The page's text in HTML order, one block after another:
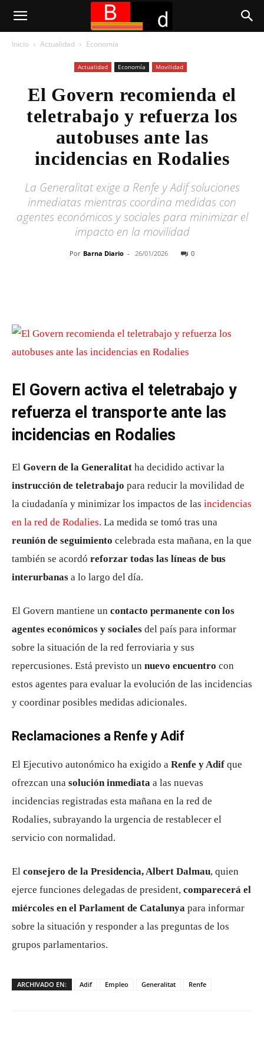
Inicio Actualidad Economía
Actualidad Economía Movilidad
El Govern recomienda el
teletrabajo y refuerza los
autobuses ante las
incidencias en Rodalies
La Generalitat exige a Renfe y Adif soluciones
inmediatas mientras coordina medidas con
agentes económicos y sociales para minimizar el
impacto en la movilidad
Por Barna Diario - 26/01/2026 0
El Govern activa el teletrabajo y
refuerza el transporte ante las
incidencias en Rodalies
El Govern de la Generalitat ha decidido activar la
instrucción de teletrabajo para reducir la movilidad de
la ciudadanía y minimizar los impactos de las incidencias
en la red de Rodalies. La medida se tomó tras una
reunión de seguimiento celebrada esta mañana, en la que
también se acordó reforzar todas las líneas de bus
interurbanas a lo largo del día.
El Govern mantiene un contacto permanente con los
agentes económicos y sociales del país para informar
sobre la situación de la red ferroviaria y sus
repercusiones. Está previsto un nuevo encuentro con
estos agentes para evaluar la evolución de las incidencias
y coordinar posibles medidas adicionales.
Reclamaciones a Renfe y Adif
El Ejecutivo autonómico ha exigido a Renfe y Adif que
ofrezcan una solución inmediata a las nuevas
incidencias registradas esta mañana en la red de
Rodalies, subrayando la urgencia de restablecer el
servicio con normalidad.
El consejero de la Presidencia, Albert Dalmau, quien
ejerce funciones delegadas de president, comparecerá el
miércoles en el Parlament de Catalunya para informar
sobre la situación y responder a las preguntas de los
grupos parlamentarios.
ARCHIVADO EN: Adif Empleo Generalitat Renfe